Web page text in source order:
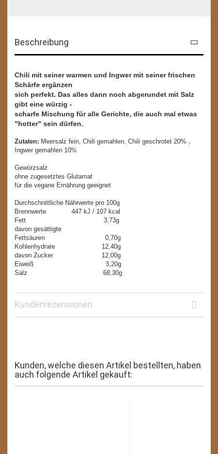
Beschreibung
Chili mit seiner warmen und Ingwer mit seiner frischen
Schärfe ergänzen
sich perfekt. Das alles dann noch abgerundet mit Salz
gibt eine würzig -
scharfe Mischung für alle Gerichte, die auch mal etwas
"hotter" sein dürfen.
Zutaten: Meersalz fein, Chili gemahlen, Chili geschrotet 20% ,
Ingwer gemahlen 10%
Gewürzsalz
ohne zugesetztes Glutamat
für die vegane Ernährung geeignet
Durchschnittliche Nährwerte pro 100g
Brennwerte 447 kJ / 107 kcal
Fett 3,73g
davon gesättigte
Fettsäuren 0,70g
Kohlenhydrate 12,40g
davon Zucker 12,00g
Eiweiß 3,20g
Salz 68,30g
Kundenrezensionen
Kunden, welche diesen Artikel bestellten, haben
auch folgende Artikel gekauft: